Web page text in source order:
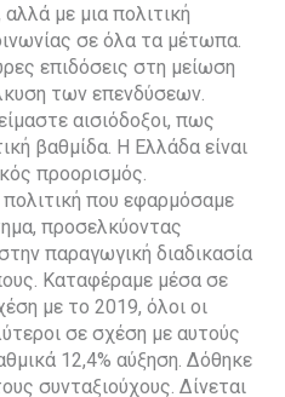
αλλά με μια πολιτική
σε όλα τα μέτωπα.
επιδόσεις στη μείωση
των επενδύσεων.
αισιόδοξοι, πως
βαθμίδα. Η Ελλάδα είναι
προορισμός.
που εφαρμόσαμε
προσελκύοντας
παραγωγική διαδικασία
Καταφέραμε μέσα σε
με το 2019, όλοι οι
σε σχέση με αυτούς
12,4% αύξηση. Δόθηκε
συνταξιούχους. Δίνεται